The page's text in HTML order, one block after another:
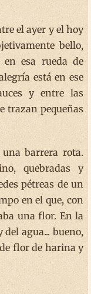
el ayer y el hoy
bello,
esa rueda de
está en ese
y entre las
trazan pequeñas
barrera rota.
quebradas y
pétreas de un
en el que, con
una flor. En la
agua... bueno,
flor de harina y